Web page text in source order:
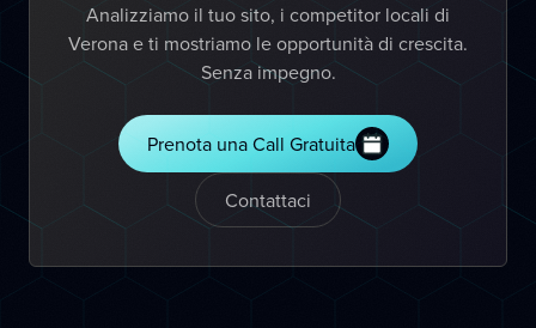
Analizziamo il tuo sito, i competitor locali di
Verona e ti mostriamo le opportunità di crescita.
Senza impegno.
Prenota una Call Gratuita
Contattaci